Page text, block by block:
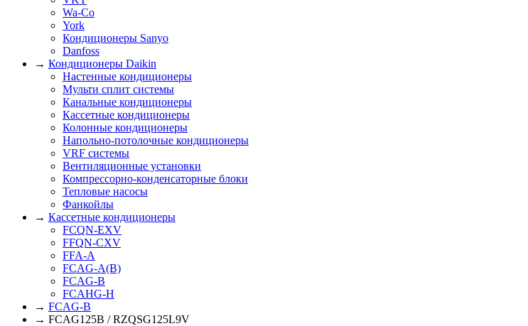
Wa-Co
York
Кондиционеры Sanyo
Danfoss
→ Кондиционеры Daikin
Настенные кондиционеры
Мульти сплит системы
Канальные кондиционеры
Кассетные кондиционеры
Колонные кондиционеры
Напольно-потолочные кондиционеры
VRF системы
Вентиляционные установки
Компрессорно-конденсаторные блоки
Тепловые насосы
Фанкойлы
→ Кассетные кондиционеры
FCQN-EXV
FFQN-CXV
FFA-A
FCAG-A(B)
FCAG-B
FCAHG-H
→ FCAG-B
→ FCAG125B / RZQSG125L9V